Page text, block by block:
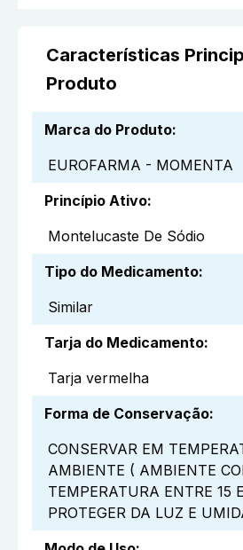
Características
Produto
Marca do Produto:
EUROFARMA - MOMENTA
Princípio Ativo:
Montelucaste De Sódio
Tipo do Medicamento:
Similar
Tarja do Medicamento:
Tarja vermelha
Forma de Conservação:
CONSERVAR EM
AMBIENTE ( AMBIENTE
TEMPERATURA ENTRE 15
PROTEGER DA LUZ E